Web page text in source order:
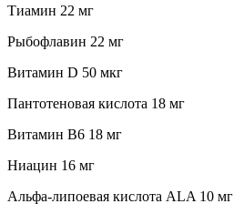
Тиамин 22 мг
Рыбофлавин 22 мг
Витамин D 50 мкг
Пантотеновая кислота 18 мг
Витамин B6 18 мг
Ниацин 16 мг
Альфа-липоевая кислота ALA 10 мг